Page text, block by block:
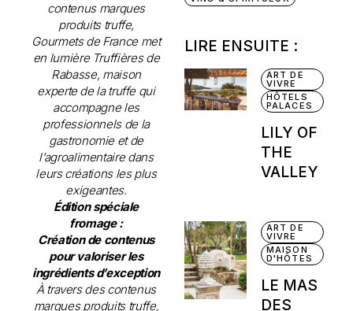
contenus marques
produits truffe,
Gourmets de France met
en lumière Truffières de
Rabasse, maison
experte de la truffe qui
accompagne les
professionnels de la
gastronomie et de
l’agroalimentaire dans
leurs créations les plus
exigeantes.
Édition spéciale
fromage :
Création de contenus
pour valoriser les
ingrédients d’exception
À travers des contenus
marques produits truffe,
LIRE ENSUITE :
ART DE
VIVRE
HÔTELS
PALACES
LILY OF
THE
VALLEY
ART DE
VIVRE
MAISON
D'HÔTES
LE MAS
DES